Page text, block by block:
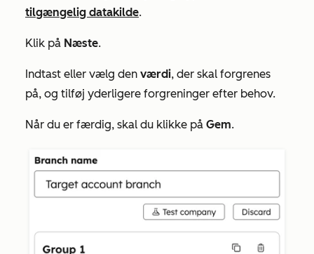
tilgængelig datakilde.
Klik på Næste.
Indtast eller vælg den værdi, der skal forgrenes
på, og tilføj yderligere forgreninger efter behov.
Når du er færdig, skal du klikke på Gem.